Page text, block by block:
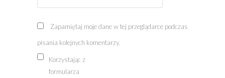
Zapamiętaj moje dane w tej przeglądarce podczas
pisania kolejnych komentarzy.
Korzystając z
formularza